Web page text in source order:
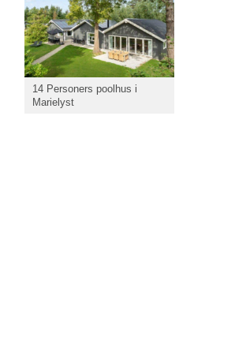
14 Personers poolhus i
Marielyst